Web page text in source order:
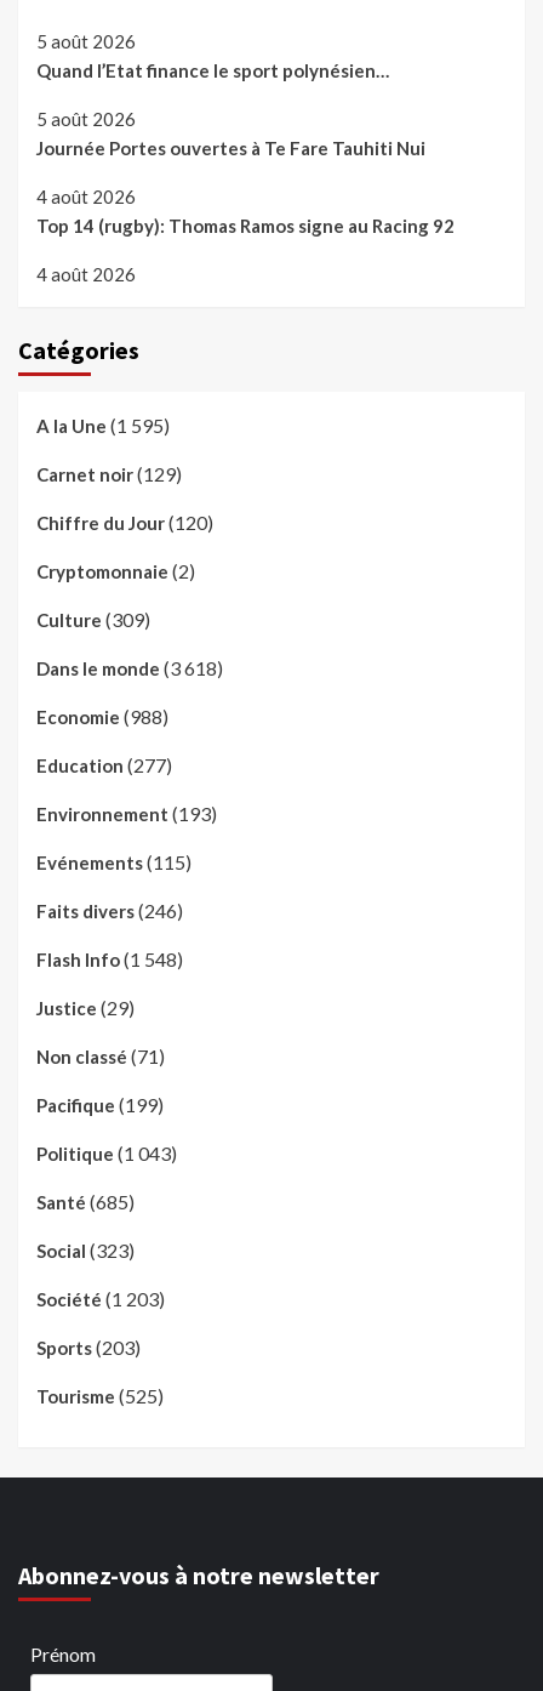
5 août 2026
Quand l’Etat finance le sport polynésien…
5 août 2026
Journée Portes ouvertes à Te Fare Tauhiti Nui
4 août 2026
Top 14 (rugby): Thomas Ramos signe au Racing 92
4 août 2026
Catégories
A la Une (1 595)
Carnet noir(129)
Chiffre du Jour(120)
Cryptomonnaie (2)
Culture (309)
Dans le monde (3 618)
Economie (988)
Education (277)
Environnement (193)
Evénements(115)
Faits divers(246)
Flash Info(1 548)
Justice (29)
Non classé (71)
Pacifique (199)
Politique (1 043)
Santé (685)
Social (323)
Société (1 203)
Sports(203)
Tourisme (525)
Abonnez-vous à notre newsletter
Prénom